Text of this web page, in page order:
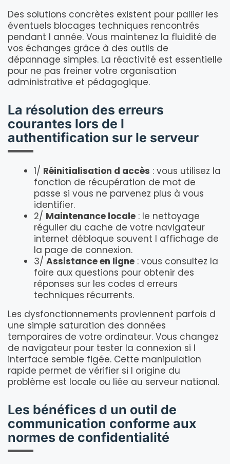
Des solutions concrètes existent pour pallier les
éventuels blocages techniques rencontrés
pendant l année. Vous maintenez la fluidité de
vos échanges grâce à des outils de
dépannage simples. La réactivité est essentielle
pour ne pas freiner votre organisation
administrative et pédagogique.
La résolution des erreurs
courantes lors de l
authentification sur le serveur
1/ Réinitialisation d accès : vous utilisez la
fonction de récupération de mot de
passe si vous ne parvenez plus à vous
identifier.
2/ Maintenance locale : le nettoyage
régulier du cache de votre navigateur
internet débloque souvent l affichage de
la page de connexion.
3/ Assistance en ligne : vous consultez la
foire aux questions pour obtenir des
réponses sur les codes d erreurs
techniques récurrents.
Les dysfonctionnements proviennent parfois d
une simple saturation des données
temporaires de votre ordinateur. Vous changez
de navigateur pour tester la connexion si l
interface semble figée. Cette manipulation
rapide permet de vérifier si l origine du
problème est locale ou liée au serveur national.
Les bénéfices d un outil de
communication conforme aux
normes de confidentialité